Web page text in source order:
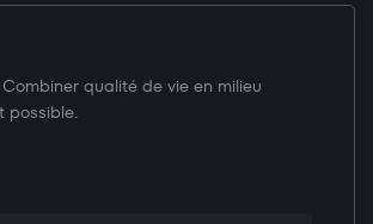
qualité de vie en milieu
possible.